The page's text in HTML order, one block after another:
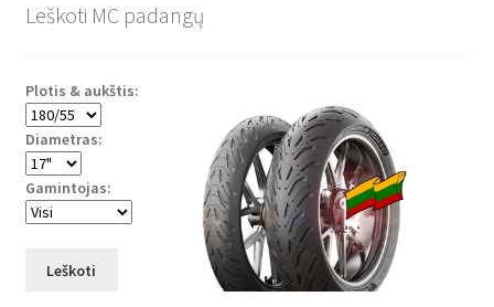
Leškoti MC padangų
Plotis & aukštis:
Diametras:
Gamintojas:
Leškoti